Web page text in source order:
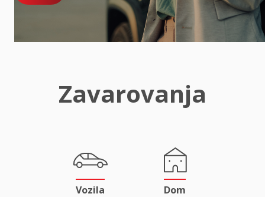
Zavarovanja
Vozila Dom